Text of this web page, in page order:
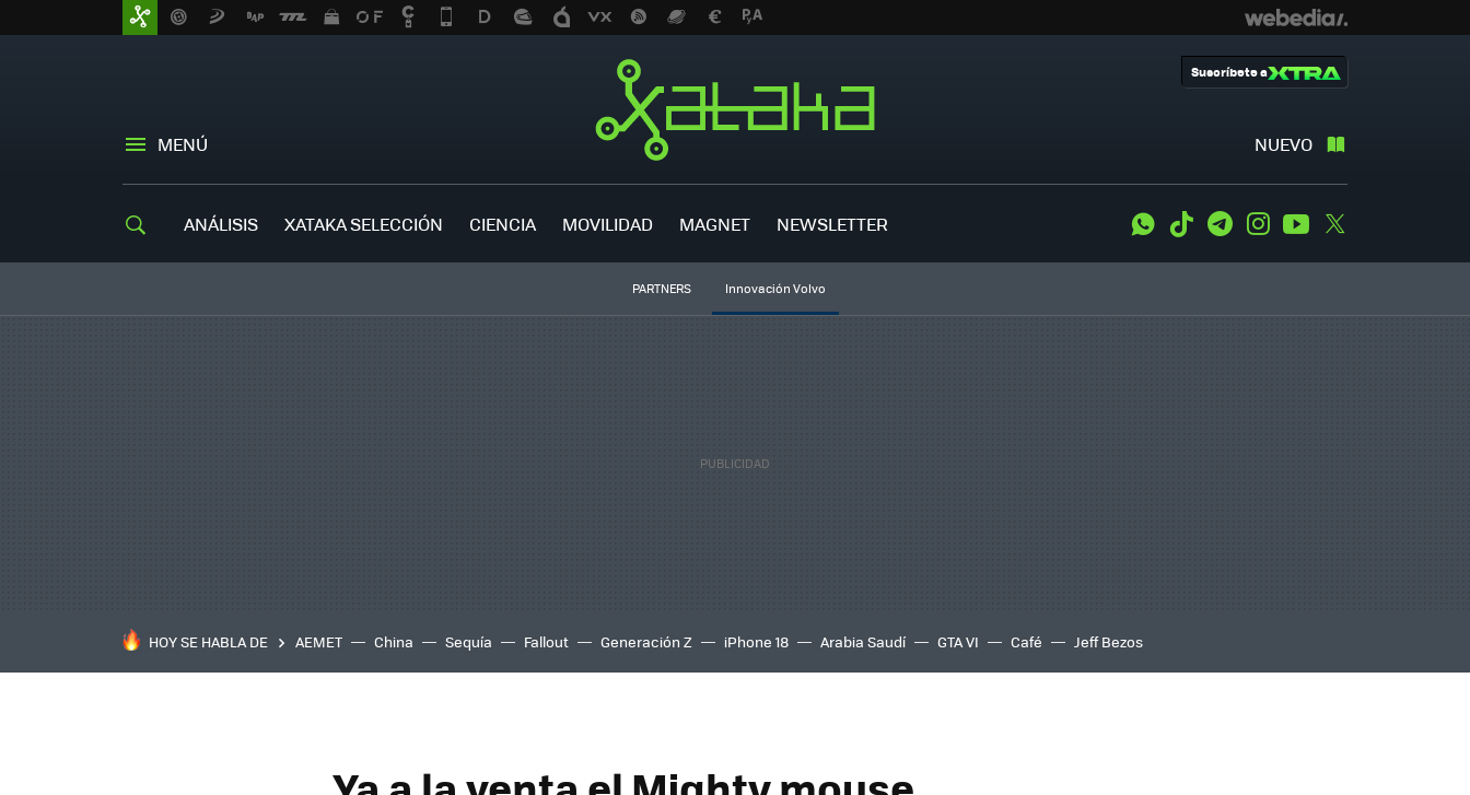
MENÚ NUEVO
Suscríbete a
ANÁLISIS XATAKA SELECCIÓN CIENCIA MOVILIDAD MAGNET NEWSLETTER WhatsApp
Tiktok TelegramInstagramYoutube
PARTNERS Innovación Volvo
HOY SE HABLA DE AEMET China Sequía Fallout Generación Z iPhone 18 Arabia Saudí GTA VI Café Jeff Bezos